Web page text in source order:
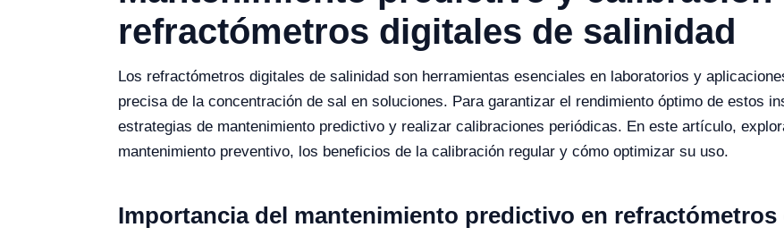
refractómetros digitales de salinidad
Los refractómetros digitales de salinidad son herramientas esenciales en laboratorios y
precisa de la concentración de sal en soluciones. Para garantizar el rendimiento óptimo de estos
estrategias de mantenimiento predictivo y realizar calibraciones periódicas. En este artículo,
mantenimiento preventivo, los beneficios de la calibración regular y cómo optimizar su uso.
Importancia del mantenimiento predictivo en refractómetros